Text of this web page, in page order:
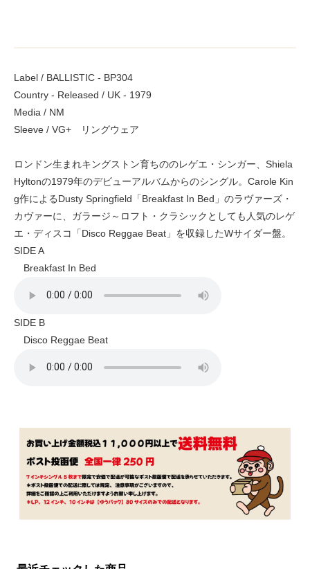
Label / BALLISTIC - BP304
Country - Released / UK - 1979
Media / NM
Sleeve / VG+ リングウェア
ロンドン生まれキングストン育ちののレゲエ・シンガー、Shiela
Hyltonの1979年のデビューアルバムからのシングル。Carole Kin
g作によるDusty Springfield「Breakfast In Bed」のラヴァーズ・
カヴァーに、ガラージ～ロフト・クラシックとしても人気のレゲ
エ・ディスコ「Disco Reggae Beat」を収録したWサイダー盤。
SIDE A
Breakfast In Bed
SIDE B
Disco Reggae Beat